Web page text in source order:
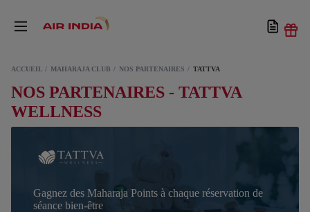
ACCUEIL MAHARAJA CLUB NOS PARTENAIRES TATTVA
NOS PARTENAIRES - TATTVA
WELLNESS
Gagnez des Maharaja Points à chaque réservation de
séance bien-être